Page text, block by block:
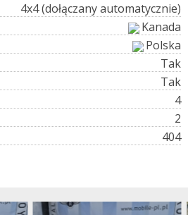
4x4 (dołączany automatycznie)
Kanada
Polska
Tak
Tak
4
2
404